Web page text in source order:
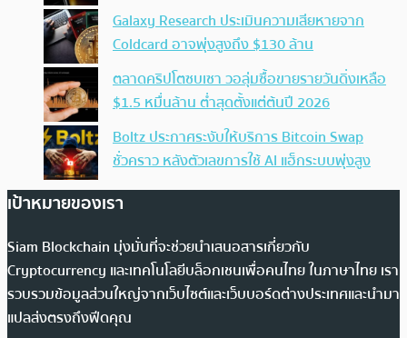
Galaxy Research ประเมินความเสียหายจาก
Coldcard อาจพุ่งสูงถึง $130 ล้าน
ตลาดคริปโตซบเซา วอลุ่มซื้อขายรายวันดิ่งเหลือ
$1.5 หมื่นล้าน ต่ำสุดตั้งแต่ต้นปี 2026
Boltz ประกาศระงับให้บริการ Bitcoin Swap
ชั่วคราว หลังตัวเลขการใช้ AI แฮ็กระบบพุ่งสูง
เป้าหมายของเรา
Siam Blockchain มุ่งมั่นที่จะช่วยนำเสนอสารเกี่ยวกับ
Cryptocurrency และเทคโนโลยีบล็อกเชนเพื่อคนไทย ในภาษาไทย เรา
รวบรวมข้อมูลส่วนใหญ่จากเว็บไซต์และเว็บบอร์ดต่างประเทศและนำมา
แปลส่งตรงถึงฟีดคุณ